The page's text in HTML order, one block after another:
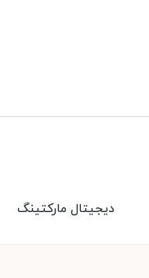
دیجیتال مارکتینگ